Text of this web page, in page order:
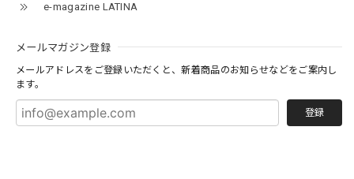
e-magazine LATINA
メールマガジン登録
メールアドレスをご登録いただくと、新着商品のお知らせなどをご案内し
ます。
登録